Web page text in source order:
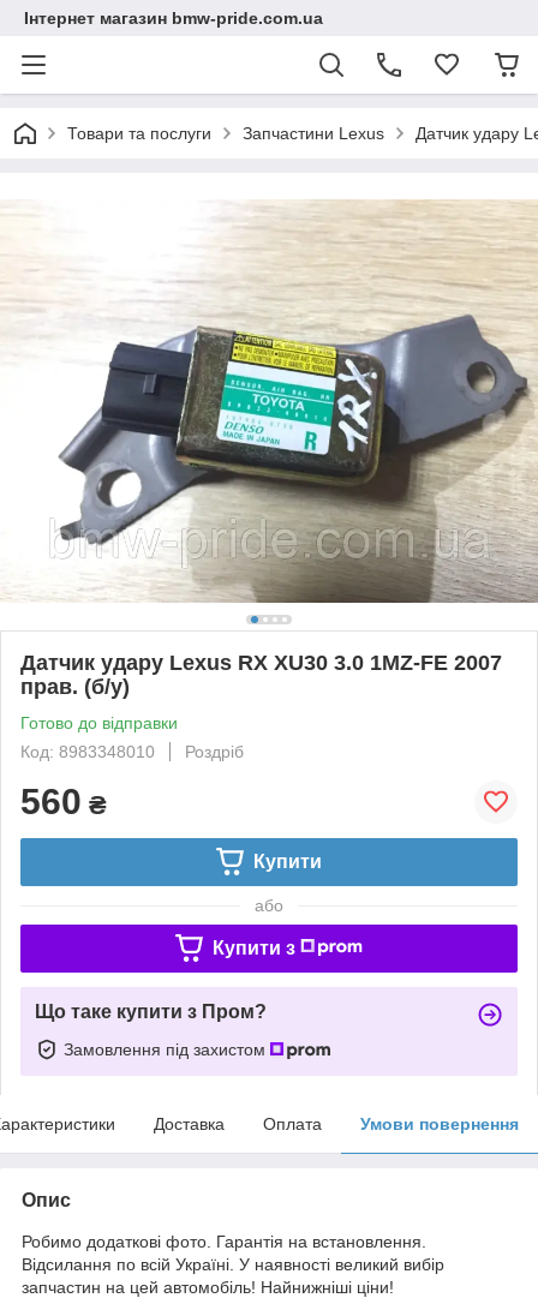
Інтернет магазин bmw-pride.com.ua
Товари та послуги Запчастини Lexus Датчик удару
Датчик удару Lexus RX XU30 3.0 1MZ-FE 2007
прав. (б/у)
Готово до відправки
Код: 8983348010
Роздріб
560 ₴
Купити
або
Купити з
Що таке купити з Пром?
Замовлення під захистом
Доставка Оплата Умови повернення
Опис
Робимо додаткові фото. Гарантія на встановлення.
Відсилання по всій Україні. У наявності великий вибір
запчастин на цей автомобіль! Найнижніші ціни!